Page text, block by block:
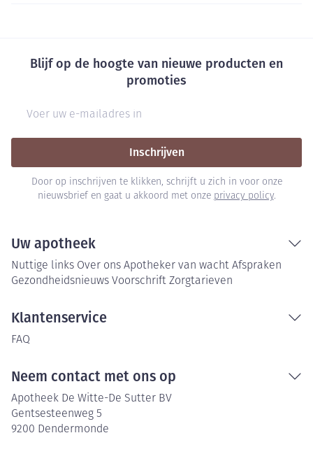
Blijf op de hoogte van nieuwe producten en
promoties
Inschrijven
Door op inschrijven te klikken, schrijft u zich in voor onze
nieuwsbrief en gaat u akkoord met onze privacy policy.
Uw apotheek
Nuttige links Over ons Apotheker van wacht Afspraken
Gezondheidsnieuws Voorschrift Zorgtarieven
Klantenservice
FAQ
Neem contact met ons op
Apotheek De Witte-De Sutter BV
Gentsesteenweg 5
9200 Dendermonde